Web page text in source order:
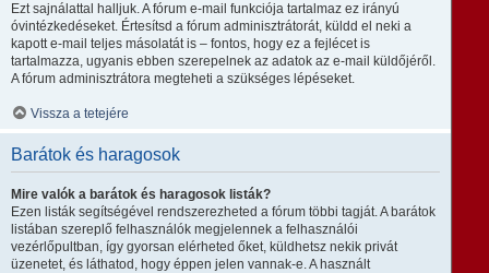
Ezt sajnálattal halljuk. A fórum e-mail funkciója tartalmaz ez irányú
óvintézkedéseket. Értesítsd a fórum adminisztrátorát, küldd el neki a
kapott e-mail teljes másolatát is – fontos, hogy ez a fejlécet is
tartalmazza, ugyanis ebben szerepelnek az adatok az e-mail küldőjéről.
A fórum adminisztrátora megteheti a szükséges lépéseket.
Vissza a tetejére
Barátok és haragosok
Mire valók a barátok és haragosok listák?
Ezen listák segítségével rendszerezheted a fórum többi tagját. A barátok
listában szereplő felhasználók megjelennek a felhasználói
vezérlőpultban, így gyorsan elérheted őket, küldhetsz nekik privát
üzenetet, és láthatod, hogy éppen jelen vannak-e. A használt